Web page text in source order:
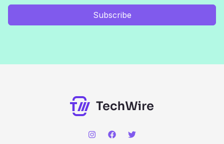
Subscribe